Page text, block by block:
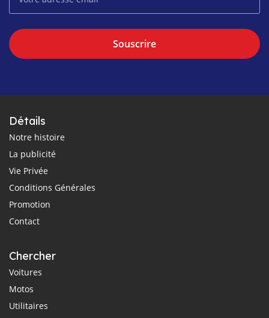
Souscrire
Détails
Notre histoire
La publicité
Vie Privée
Conditions Générales
Promotion
Contact
Chercher
Voitures
Motos
Utilitaires